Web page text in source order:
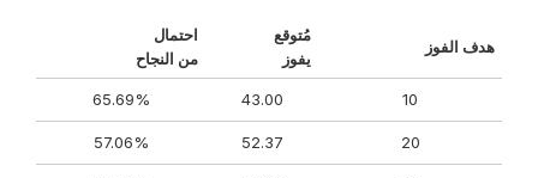
هدف الفوز
مُتوقع
يفوز
احتمال
من النجاح
10
43.00
65.69%
20
52.37
57.06%